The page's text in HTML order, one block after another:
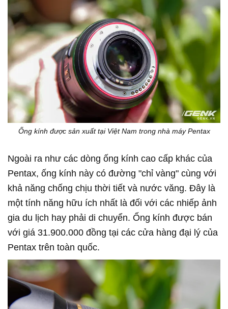
Ống kính được sản xuất tại Việt Nam trong nhà máy Pentax
Ngoài ra như các dòng ống kính cao cấp khác của
Pentax, ống kính này có đường "chỉ vàng" cùng với
khả năng chống chịu thời tiết và nước văng. Đây là
một tính năng hữu ích nhất là đối với các nhiếp ảnh
gia du lịch hay phải di chuyển. Ống kính được bán
với giá 31.900.000 đồng tại các cửa hàng đại lý của
Pentax trên toàn quốc.